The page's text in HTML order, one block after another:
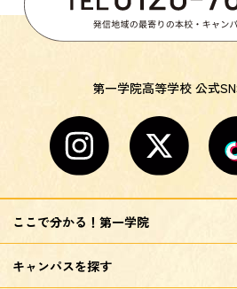
第一学院高等学校 公式
ここで分かる！第一学院
キャンパスを探す